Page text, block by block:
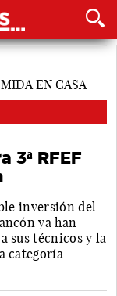
3ª RFEF
inversión del
ya han
sus técnicos y la
categoría